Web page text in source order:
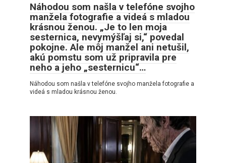
Náhodou som našla v telefóne svojho
manžela fotografie a videá s mladou
krásnou ženou. „Je to len moja
sesternica, nevymýšľaj si,“ povedal
pokojne. Ale môj manžel ani netušil,
akú pomstu som už pripravila pre
neho a jeho „sesternicu“…
Náhodou som našla v telefóne svojho manžela fotografie a
videá s mladou krásnou ženou.